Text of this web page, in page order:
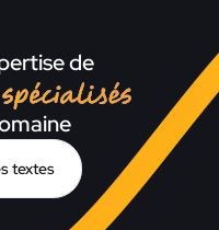
de
rédacteurs
textes